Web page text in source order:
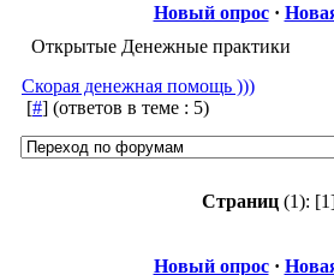
Новый опрос·
Открытые Денежные практики
Скорая денежная помощь )))
[#] (ответов в теме : 5)
Страниц (1):
Новый опрос·